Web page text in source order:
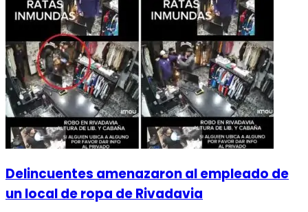
Delincuentes amenazaron al empleado de
un local de ropa de Rivadavia